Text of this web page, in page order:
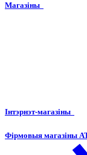
Магазіны
Інтэрнэт-магазіны
Фірмовыя магазіны